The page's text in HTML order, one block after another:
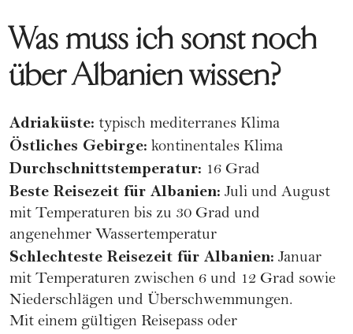
Was muss ich sonst noch
über Albanien wissen?
Adriaküste: typisch mediterranes Klima
Östliches Gebirge: kontinentales Klima
Durchschnittstemperatur: 16 Grad
Beste Reisezeit für Albanien: Juli und August
mit Temperaturen bis zu 30 Grad und
angenehmer Wassertemperatur
Schlechteste Reisezeit für Albanien: Januar
mit Temperaturen zwischen 6 und 12 Grad sowie
Niederschlägen und Überschwemmungen.
Mit einem gültigen Reisepass oder